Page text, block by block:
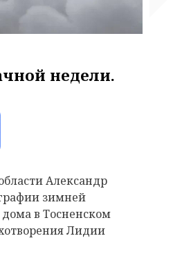
недели.
Александр
зимней
в Тосненском
Лидии